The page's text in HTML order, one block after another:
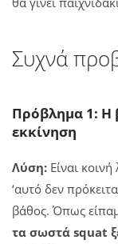
Συχνά
Πρόβλημα 1: Η
εκκίνηση
Λύση: Είναι
‘αυτό δεν
βάθος. Όπως
τα σωστά squat